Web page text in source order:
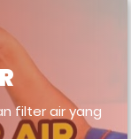
filter air yang